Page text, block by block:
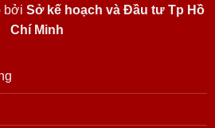
bởi Sở kế hoạch và Đầu tư Tp Hồ
Chí Minh